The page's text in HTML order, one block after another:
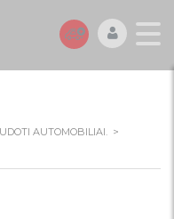
AUTOMOBILIAI. >